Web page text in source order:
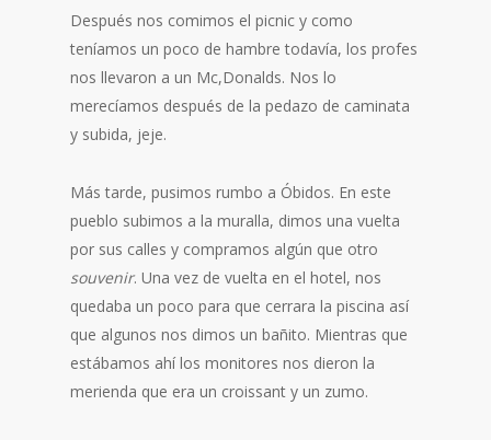
Después nos comimos el picnic y como
teníamos un poco de hambre todavía, los profes
nos llevaron a un Mc,Donalds. Nos lo
merecíamos después de la pedazo de caminata
y subida, jeje.
Más tarde, pusimos rumbo a Óbidos. En este
pueblo subimos a la muralla, dimos una vuelta
por sus calles y compramos algún que otro
souvenir. Una vez de vuelta en el hotel, nos
quedaba un poco para que cerrara la piscina así
que algunos nos dimos un bañito. Mientras que
estábamos ahí los monitores nos dieron la
merienda que era un croissant y un zumo.